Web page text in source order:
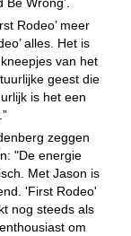
Rodeo’ meer
alles. Het is
van het
geest die
is het een
zeggen
"De energie
Met Jason is
'First Rodeo'
nog steeds als
om